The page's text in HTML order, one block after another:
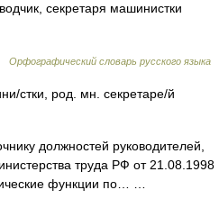
секретаря машинистки
Орфографический словарь русского языка
стки, род. мн. секретаре/й
должностей руководителей,
труда РФ от 21.08.1998
функции по… …